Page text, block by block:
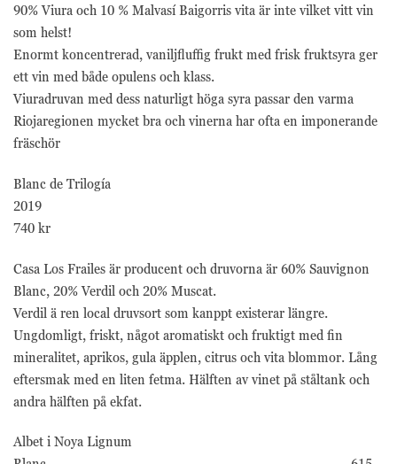
90% Viura och 10 % Malvasí Baigorris vita är inte vilket vitt vin
som helst!
Enormt koncentrerad, vaniljfluffig frukt med frisk fruktsyra ger
ett vin med både opulens och klass.
Viuradruvan med dess naturligt höga syra passar den varma
Riojaregionen mycket bra och vinerna har ofta en imponerande
fräschör
Blanc de Trilogía
2019
740 kr
Casa Los Frailes är producent och druvorna är 60% Sauvignon
Blanc, 20% Verdil och 20% Muscat.
Verdil ä ren local druvsort som kanppt existerar längre.
Ungdomligt, friskt, något aromatiskt och fruktigt med fin
mineralitet, aprikos, gula äpplen, citrus och vita blommor. Lång
eftersmak med en liten fetma. Hälften av vinet på ståltank och
andra hälften på ekfat.
Albet i Noya Lignum